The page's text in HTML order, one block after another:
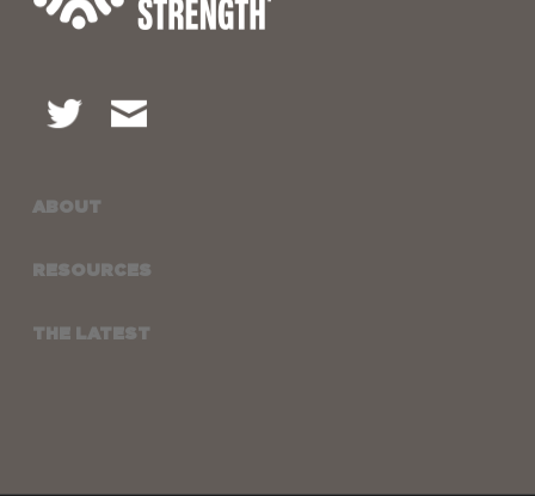
ABOUT
RESOURCES
THE LATEST